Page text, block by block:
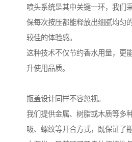
喷头系统是其中关键一环，我们
保每次按压都能释放出细腻均匀
较佳的体验感。
这种技术不仅节约香水用量，更
升使用品质。
瓶盖设计同样不容忽视。
我们提供金属、树脂或木质等多
吸、螺纹等开合方式，既保证了